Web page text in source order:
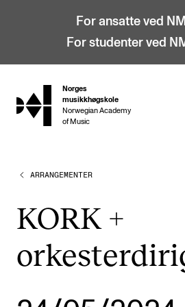
For ansatte ved
For studenter ved
hjem
Norges
musikkhøgskole
Norwegian Academy
of Music
STUDIER
Bachelor
Master
Årsstudium og videreutdanning
ARRANGEMENTER
KORK +